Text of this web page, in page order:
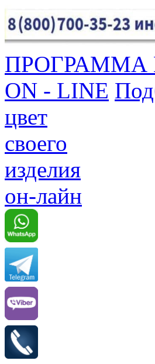
ПРОГРАММА
ON - LINE
цвет
своего
изделия
он-лайн